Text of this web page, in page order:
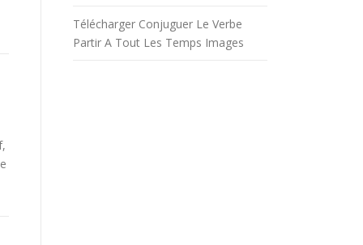
Télécharger Conjuguer Le Verbe
Partir A Tout Les Temps Images